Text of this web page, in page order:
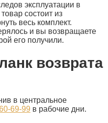
эксплуатации в
состоит из
весь комплект.
и вы возвращаете
его получили.
возврата
в центральное
69-99 в рабочие дни.